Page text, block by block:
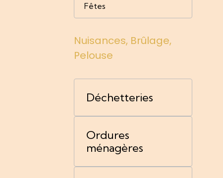
Fêtes
Nuisances, Brûlage,
Pelouse
Déchetteries
Ordures
ménagères